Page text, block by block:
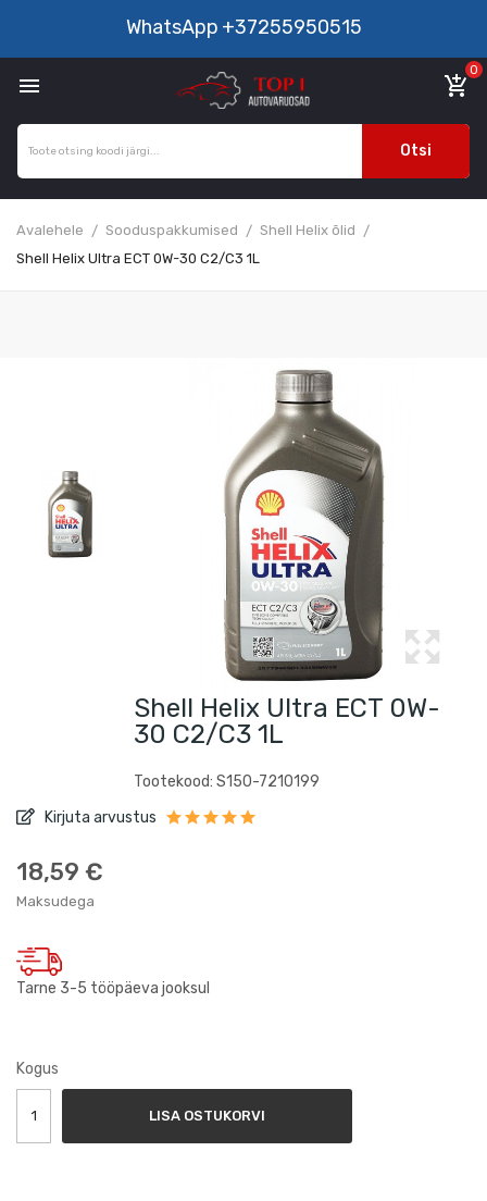
WhatsApp +37255950515
 add_shopping_cart
0
Otsi
Avalehele Sooduspakkumised
Shell Helix õlid
Shell Helix Ultra ECT 0W-30 C2/C3 1L
Shell Helix Ultra ECT 0W-
30 C2/C3 1L
Tootekood: S150-7210199
Kirjuta arvustus
18,59 €
Maksudega
Tarne 3-5 tööpäeva jooksul
Kogus
LISA OSTUKORVI